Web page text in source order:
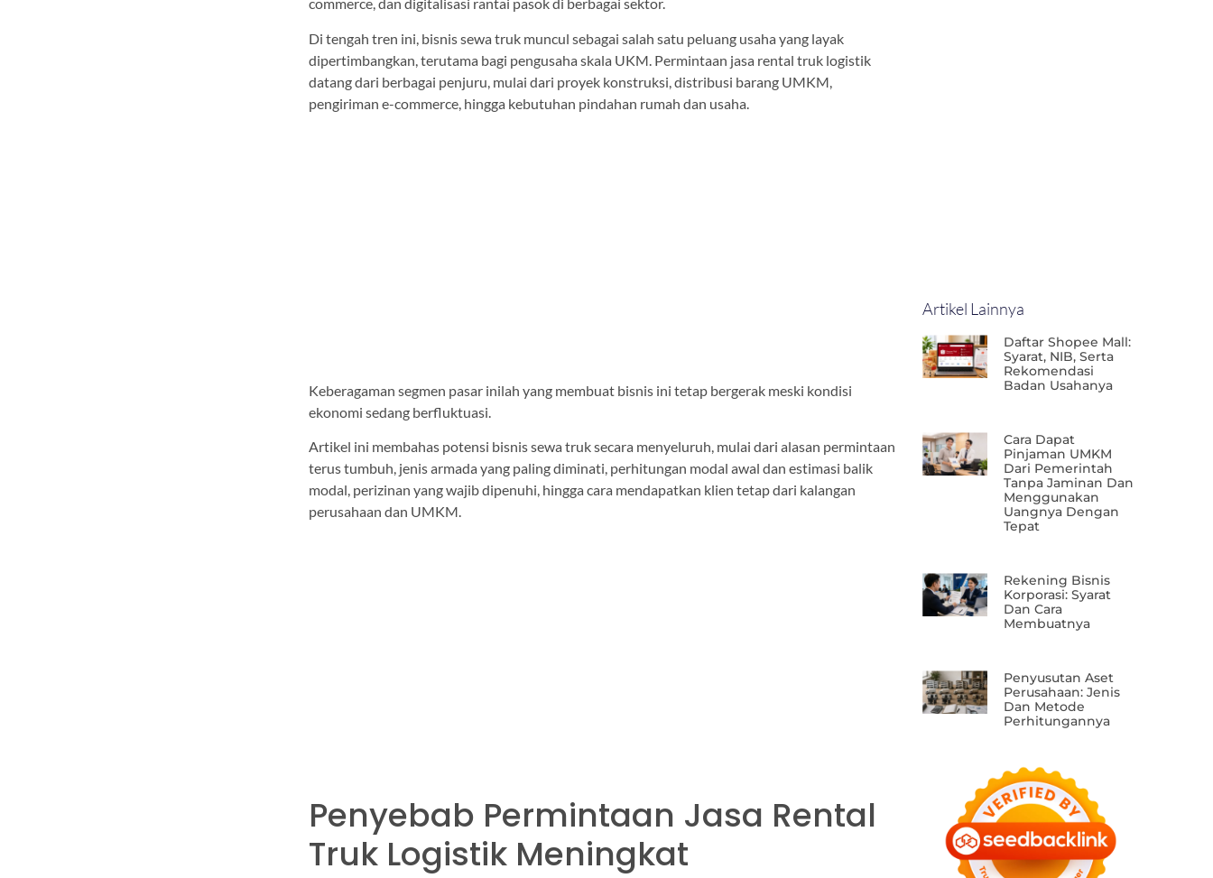
Di tengah tren ini, bisnis sewa truk muncul sebagai salah satu peluang usaha yang layak
dipertimbangkan, terutama bagi pengusaha skala UKM. Permintaan jasa rental truk logistik
datang dari berbagai penjuru, mulai dari proyek konstruksi, distribusi barang UMKM,
pengiriman e-commerce, hingga kebutuhan pindahan rumah dan usaha.
Keberagaman segmen pasar inilah yang membuat bisnis ini tetap bergerak meski kondisi
ekonomi sedang berfluktuasi.
Artikel ini membahas potensi bisnis sewa truk secara menyeluruh, mulai dari alasan permintaan
terus tumbuh, jenis armada yang paling diminati, perhitungan modal awal dan estimasi balik
modal, perizinan yang wajib dipenuhi, hingga cara mendapatkan klien tetap dari kalangan
perusahaan dan UMKM.
Penyebab Permintaan Jasa Rental
Truk Logistik Meningkat
Artikel Lainnya
Daftar Shopee Mall:
Syarat, NIB, Serta
Rekomendasi
Badan Usahanya
Cara Dapat
Pinjaman UMKM
Dari Pemerintah
Tanpa Jaminan Dan
Menggunakan
Uangnya Dengan
Tepat
Rekening Bisnis
Korporasi: Syarat
Dan Cara
Membuatnya
Penyusutan Aset
Perusahaan: Jenis
Dan Metode
Perhitungannya